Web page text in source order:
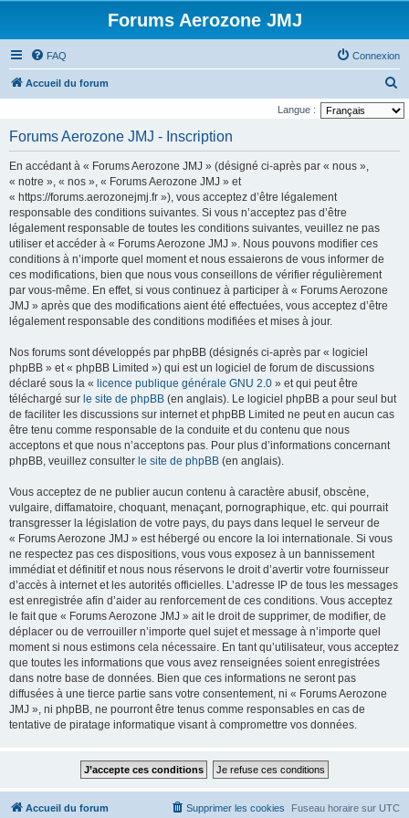
Forums Aerozone JMJ
FAQ Connexion
Accueil du forum
e
Langue :
Forums Aerozone JMJ - Inscription
En accédant à « Forums Aerozone JMJ » (désigné ci-après par « nous »,
« notre », « nos », « Forums Aerozone JMJ » et
« https://forums.aerozonejmj.fr »), vous acceptez d’être légalement
responsable des conditions suivantes. Si vous n’acceptez pas d’être
légalement responsable de toutes les conditions suivantes, veuillez ne pas
utiliser et accéder à « Forums Aerozone JMJ ». Nous pouvons modifier ces
conditions à n’importe quel moment et nous essaierons de vous informer de
ces modifications, bien que nous vous conseillons de vérifier régulièrement
par vous-même. En effet, si vous continuez à participer à « Forums Aerozone
JMJ » après que des modifications aient été effectuées, vous acceptez d’être
légalement responsable des conditions modifiées et mises à jour.
Nos forums sont développés par phpBB (désignés ci-après par « logiciel
phpBB » et « phpBB Limited ») qui est un logiciel de forum de discussions
déclaré sous la « licence publique générale GNU 2.0 » et qui peut être
téléchargé sur le site de phpBB (en anglais). Le logiciel phpBB a pour seul but
de faciliter les discussions sur internet et phpBB Limited ne peut en aucun cas
être tenu comme responsable de la conduite et du contenu que nous
acceptons et que nous n’acceptons pas. Pour plus d’informations concernant
phpBB, veuillez consulter le site de phpBB (en anglais).
Vous acceptez de ne publier aucun contenu à caractère abusif, obscène,
vulgaire, diffamatoire, choquant, menaçant, pornographique, etc. qui pourrait
transgresser la législation de votre pays, du pays dans lequel le serveur de
« Forums Aerozone JMJ » est hébergé ou encore la loi internationale. Si vous
ne respectez pas ces dispositions, vous vous exposez à un bannissement
immédiat et définitif et nous nous réservons le droit d’avertir votre fournisseur
d’accès à internet et les autorités officielles. L’adresse IP de tous les messages
est enregistrée afin d’aider au renforcement de ces conditions. Vous acceptez
le fait que « Forums Aerozone JMJ » ait le droit de supprimer, de modifier, de
déplacer ou de verrouiller n’importe quel sujet et message à n’importe quel
moment si nous estimons cela nécessaire. En tant qu’utilisateur, vous acceptez
que toutes les informations que vous avez renseignées soient enregistrées
dans notre base de données. Bien que ces informations ne seront pas
diffusées à une tierce partie sans votre consentement, ni « Forums Aerozone
JMJ », ni phpBB, ne pourront être tenus comme responsables en cas de
tentative de piratage informatique visant à compromettre vos données.
Accueil du forum Fuseau horaire sur UTC
Supprimer les cookies